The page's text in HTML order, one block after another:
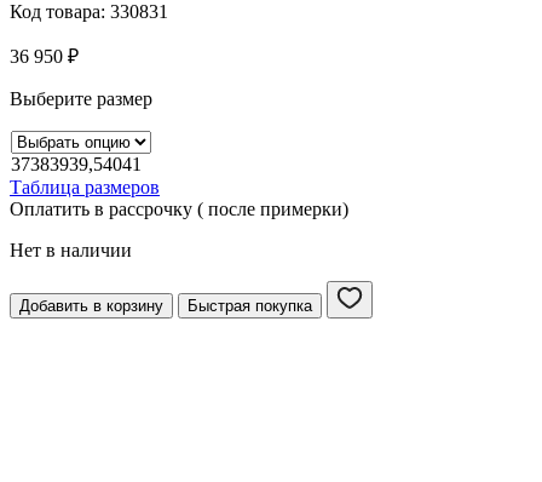
Код товара: 330831
36 950 ₽
Выберите размер
37383939,54041
Таблица размеров
Оплатить в рассрочку ( после примерки)
Нет в наличии
Добавить в корзину Быстрая покупка